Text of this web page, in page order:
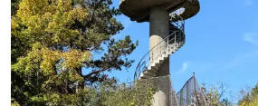
mini-
golf
bien-
être
&
villes
Nature
Visites
guidées
Sports